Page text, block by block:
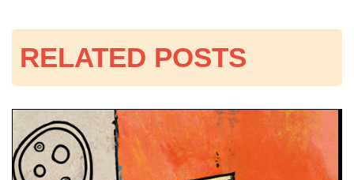
색
RELATED POSTS